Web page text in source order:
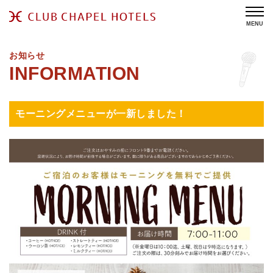
MENU
お知らせ
モーニングメニューが一新しました！